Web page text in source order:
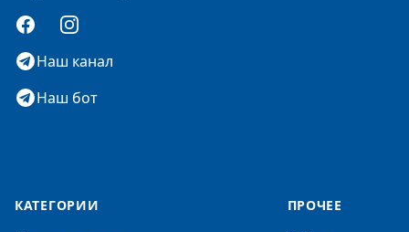
FacebookInstagram
Наш канал
Наш бот
КАТЕГОРИИ ПРОЧЕЕ